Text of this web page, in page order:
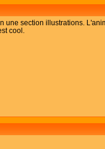
section illustrations.
cool.